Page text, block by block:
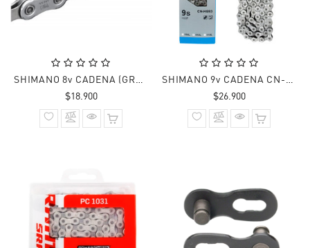
SHIMANO 8v CADENA (GRANEL) CN-HG71 (SIN CAJA)
$18.900Precio
normal
SHIMANO 9v CADENA CN-HG93 DEORE XT 116L
$26.900Precio
normal